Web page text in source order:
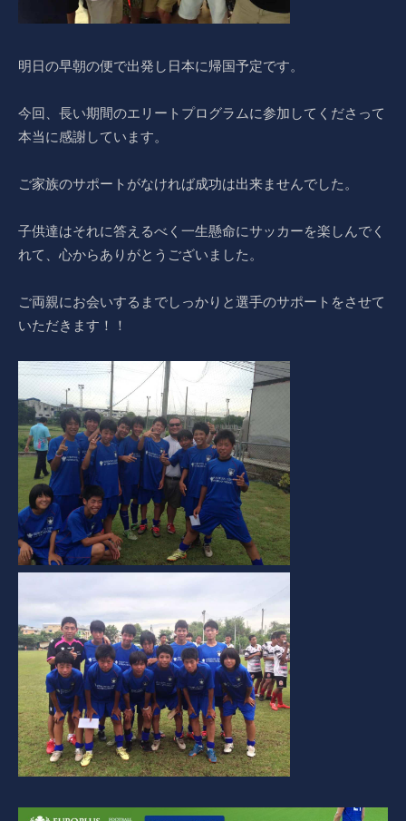
明日の早朝の便で出発し日本に帰国予定です。
今回、長い期間のエリートプログラムに参加してくださって
本当に感謝しています。
ご家族のサポートがなければ成功は出来ませんでした。
子供達はそれに答えるべく一生懸命にサッカーを楽しんでく
れて、心からありがとうございました。
ご両親にお会いするまでしっかりと選手のサポートをさせて
いただきます！！